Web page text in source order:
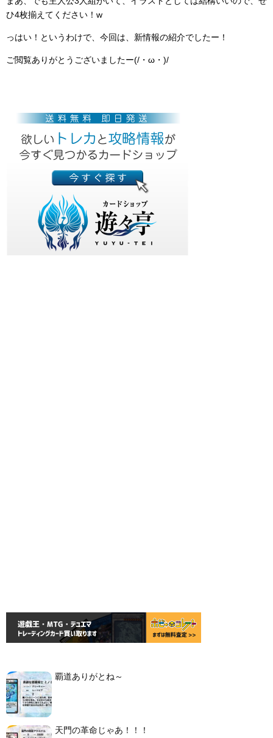
ひ4枚揃えてください！w
っはい！というわけで、今回は、新情報の紹介でしたー！
ご閲覧ありがとうございましたー(/・ω・)/
覇道ありがとね～
天門の革命じゃあ！！！